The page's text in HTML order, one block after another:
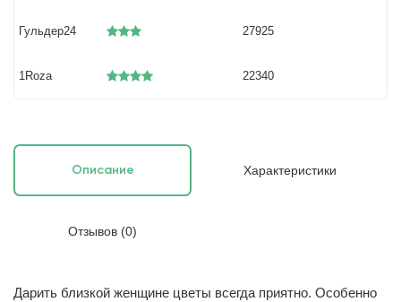
Гульдер24 27925
1Roza 22340
Описание Характеристики
Отзывов (0)
Дарить близкой женщине цветы всегда приятно. Особенно